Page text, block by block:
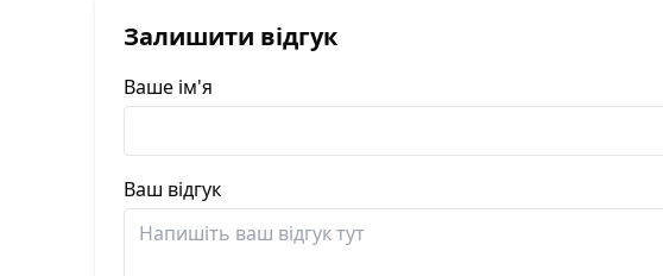
Залишити відгук
Ваше ім'я
Ваш відгук